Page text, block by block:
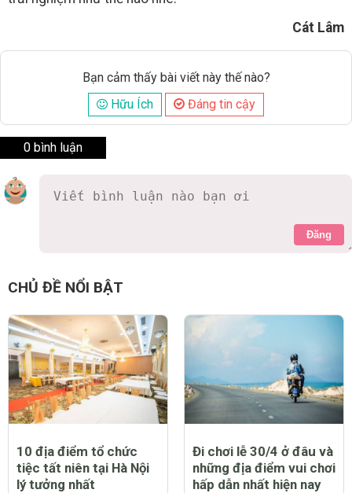
Cát Lâm
Bạn cảm thấy bài viết này thế nào?
Hữu Ích
Đáng tin cậy
0 bình luận
Đăng
CHỦ ĐỀ NỔI BẬT
10 địa điểm tổ chức
tiệc tất niên tại Hà Nội
lý tưởng nhất
Đi chơi lễ 30/4 ở đâu và
những địa điểm vui chơi
hấp dẫn nhất hiện nay